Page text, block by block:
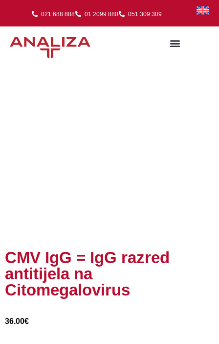
021 688 888 01 2099 880 051 309 309
CMV IgG = IgG razred
antitijela na
Citomegalovirus
36.00€